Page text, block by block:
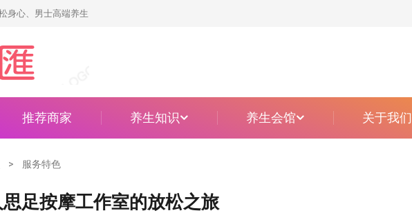
身心、男士高端养生
推荐商家 养生知识 养生会馆 关于我们
> 服务特色
足按摩工作室的放松之旅